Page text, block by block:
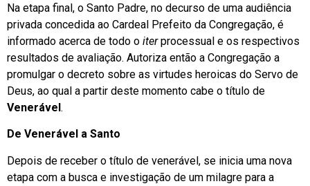
Na etapa final, o Santo Padre, no decurso de uma audiência
privada concedida ao Cardeal Prefeito da Congregação, é
informado acerca de todo o iterprocessual e os respectivos
resultados de avaliação. Autoriza então a Congregação a
promulgar o decreto sobre as virtudes heroicas do Servo de
Deus, ao qual a partir deste momento cabe o título de
Venerável.
De Venerável a Santo
Depois de receber o título de venerável, se inicia uma nova
etapa com a busca e investigação de um milagre para a